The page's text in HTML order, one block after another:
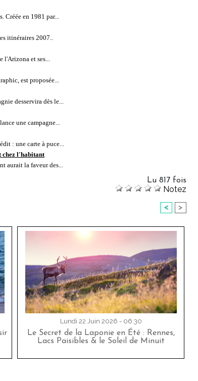
Créée en 1981 par...
itinéraires 2007..
l'Arizona et ses...
est proposée...
desservira dès le...
une campagne...
: une carte à puce...
chez l'habitant
aurait la faveur des...
Lu 817 fois
Notez
< >
Lundi 22 Juin 2026 - 06:30
Le Secret de la Laponie en Été : Rennes,
Lacs Paisibles & le Soleil de Minuit